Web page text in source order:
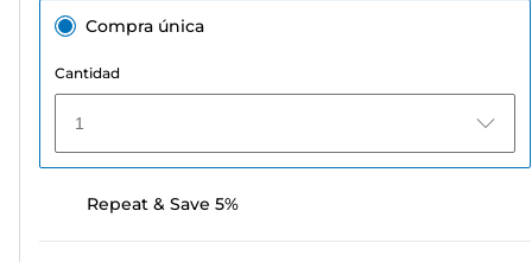
Compra única
Cantidad
1
Repeat & Save 5%